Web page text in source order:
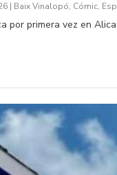
| Baix Vinalopó, Cómic,
por primera vez en